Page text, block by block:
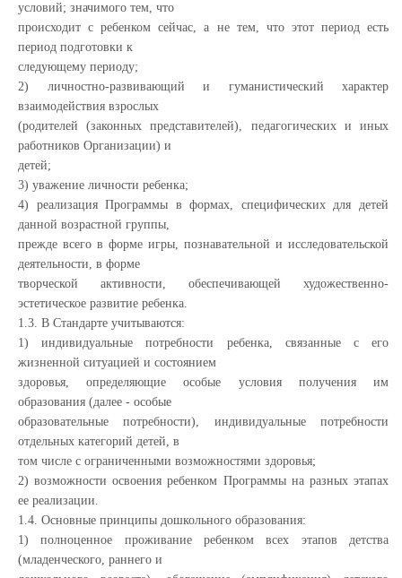
условий; значимого тем, что
происходит с ребенком сейчас, а не тем, что этот период есть
период подготовки к
следующему периоду;
2) личностно-развивающий и гуманистический характер
взаимодействия взрослых
(родителей (законных представителей), педагогических и иных
работников Организации) и
детей;
3) уважение личности ребенка;
4) реализация Программы в формах, специфических для детей
данной возрастной группы,
прежде всего в форме игры, познавательной и исследовательской
деятельности, в форме
творческой активности, обеспечивающей художественно-
эстетическое развитие ребенка.
1.3. В Стандарте учитываются:
1) индивидуальные потребности ребенка, связанные с его
жизненной ситуацией и состоянием
здоровья, определяющие особые условия получения им
образования (далее - особые
образовательные потребности), индивидуальные потребности
отдельных категорий детей, в
том числе с ограниченными возможностями здоровья;
2) возможности освоения ребенком Программы на разных этапах
ее реализации.
1.4. Основные принципы дошкольного образования:
1) полноценное проживание ребенком всех этапов детства
(младенческого, раннего и